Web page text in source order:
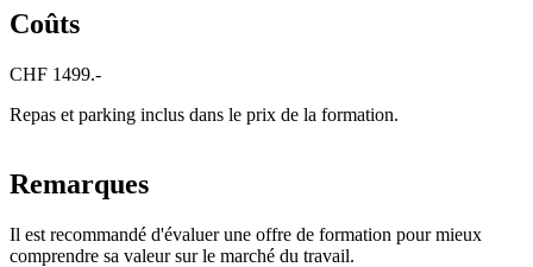
Coûts
CHF 1499.-
Repas et parking inclus dans le prix de la formation.
Remarques
Il est recommandé d'évaluer une offre de formation pour mieux
comprendre sa valeur sur le marché du travail.